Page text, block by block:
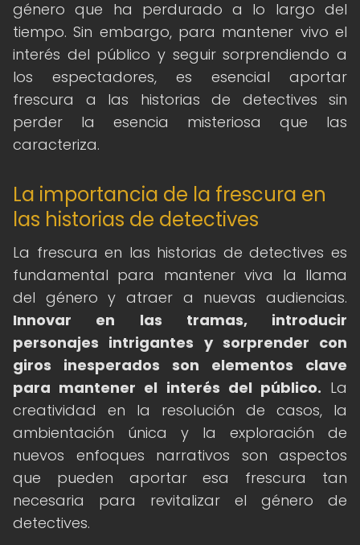
género que ha perdurado a lo largo del
tiempo. Sin embargo, para mantener vivo el
interés del público y seguir sorprendiendo a
los espectadores, es esencial aportar
frescura a las historias de detectives sin
perder la esencia misteriosa que las
caracteriza.
La importancia de la frescura en
las historias de detectives
La frescura en las historias de detectives es
fundamental para mantener viva la llama
del género y atraer a nuevas audiencias.
Innovar en las tramas, introducir
personajes intrigantes y sorprender con
giros inesperados son elementos clave
para mantener el interés del público. La
creatividad en la resolución de casos, la
ambientación única y la exploración de
nuevos enfoques narrativos son aspectos
que pueden aportar esa frescura tan
necesaria para revitalizar el género de
detectives.